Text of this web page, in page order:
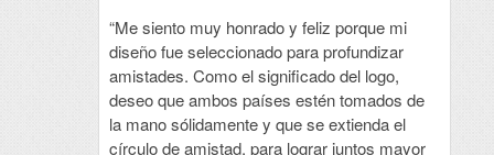
“Me siento muy honrado y feliz porque mi
diseño fue seleccionado para profundizar
amistades. Como el significado del logo,
deseo que ambos países estén tomados de
la mano sólidamente y que se extienda el
círculo de amistad, para lograr juntos mayor